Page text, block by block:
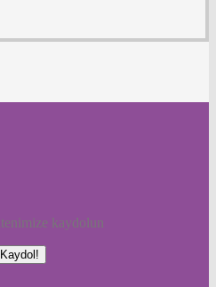
kaydolun
Kaydol!